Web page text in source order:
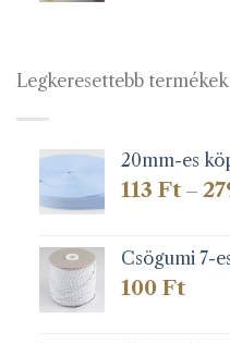
Legkeresettebb termékek
20mm-es
113 Ft –
Csögumi 7-
100 Ft